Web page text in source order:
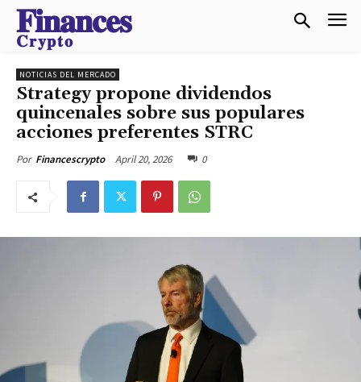
𝐅𝐢𝐧𝐚𝐧𝐜𝐞𝐬
𝐂𝐫𝐲𝐩𝐭𝐨
NOTICIAS DEL MERCADO
Strategy propone dividendos
quincenales sobre sus populares
acciones preferentes STRC
Por Financescrypto April 20, 2026 0